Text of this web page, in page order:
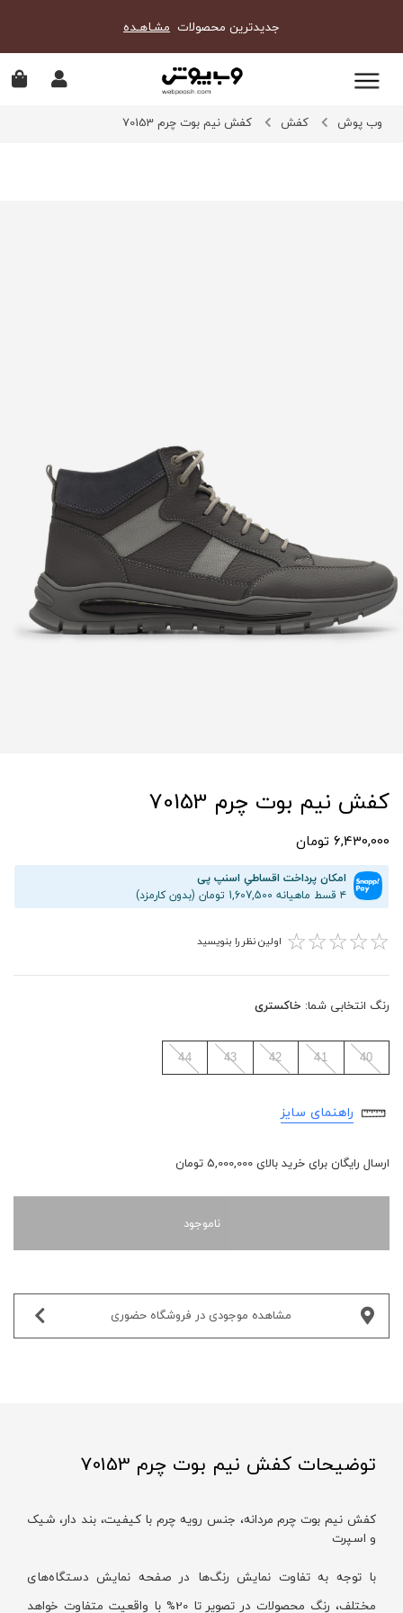
جدیدترین محصولات مشـاهـده
وب پوش کفش کفش نیم بوت چرم 70153
کفش نیم بوت چرم 70153
6,430,000 تومان
امکان پرداخت اقساطیِ اسنپ پی
۴ قسط ماهیانه 1,607,500 تومان (بدون کارمزد)
☆
☆
☆
☆
☆ اولین نظر را بنویسید
رنگ انتخابی شما: خاکستری
40
41
42
43
44
راهنمای سایز
ارسال رایگان برای خرید بالای 5,000,000 تومان
ناموجود
مشاهده موجودی در فروشگاه حضوری‌
توضیحات کفش نیم بوت چرم 70153
کفش نیم بوت چرم مردانه، جنس رویه چرم با کیفیت، بند دار، شیک
و اسپرت
با توجه به تفاوت نمایش رنگ‌ها در صفحه نمایش دستگاه‌های
مختلف، رنگ محصولات در تصویر تا 20% با واقعیت متفاوت خواهد